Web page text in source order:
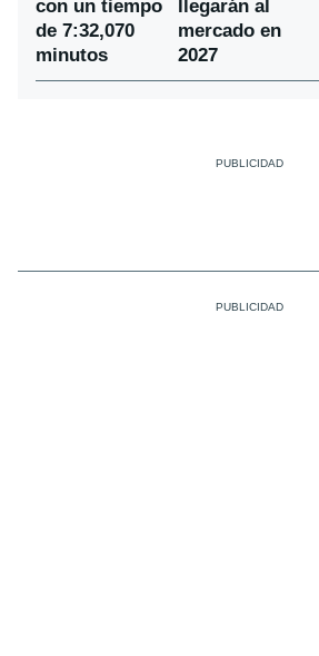
con un tiempo
de 7:32,070
minutos
llegarán al
mercado en
2027